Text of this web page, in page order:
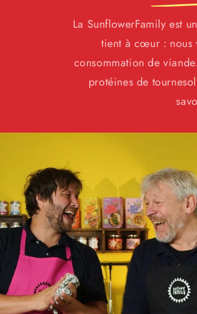
La SunflowerFamily est
tient à cœur : nous
consommation de
protéines de